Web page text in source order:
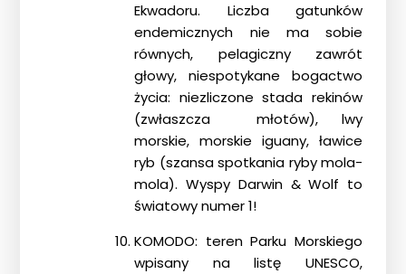
Ekwadoru. Liczba gatunków
endemicznych nie ma sobie
równych, pelagiczny zawrót
głowy, niespotykane bogactwo
życia: niezliczone stada rekinów
(zwłaszcza młotów), lwy
morskie, morskie iguany, ławice
ryb (szansa spotkania ryby mola-
mola). Wyspy Darwin & Wolf to
światowy numer 1!
KOMODO: teren Parku Morskiego
wpisany na listę UNESCO,